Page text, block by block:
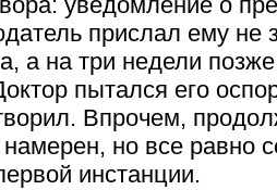
прислал ему не
а на три недели
пытался его
Впрочем,
но все равно
инстанции.